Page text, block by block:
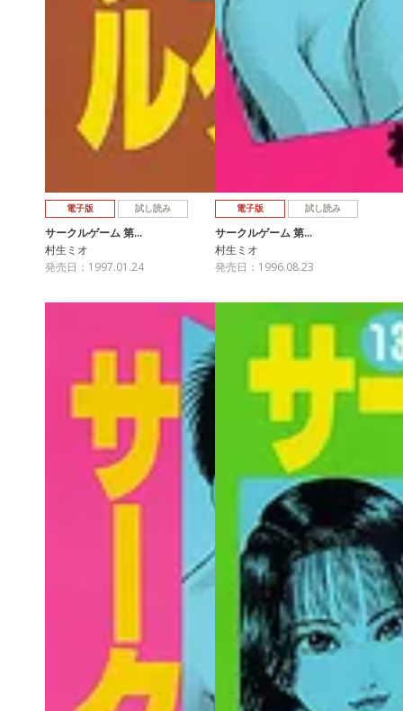
電子版 試し読み
サークルゲーム 第…
村生ミオ
発売日：1997.01.24
電子版 試し読み
サークルゲーム 第…
村生ミオ
発売日：1996.08.23